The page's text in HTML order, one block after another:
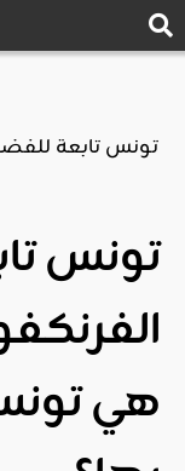
تونس
هي